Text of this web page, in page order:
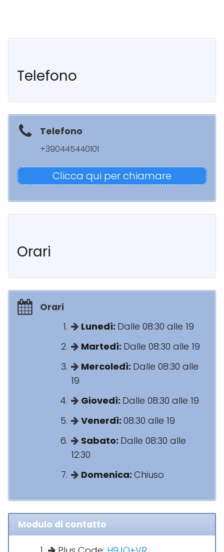
Telefono
Telefono
+390445440101
Clicca qui per chiamare
Orari
Orari
Lunedì: Dalle 08:30 alle 19
Martedì: Dalle 08:30 alle 19
Mercoledì: Dalle 08:30 alle
19
Giovedì: Dalle 08:30 alle 19
Venerdì: 08:30 alle 19
Sabato: Dalle 08:30 alle
12:30
Domenica: Chiuso
Modulo di contatto